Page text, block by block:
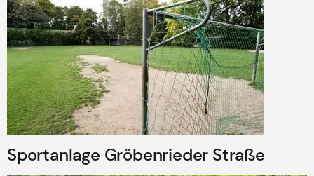
Sportanlage Gröbenrieder Straße